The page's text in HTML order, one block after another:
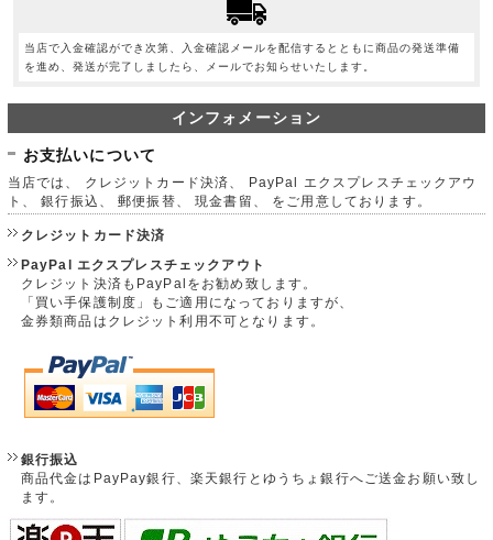
当店で入金確認ができ次第、入金確認メールを配信するとともに商品の発送準備
を進め、発送が完了しましたら、メールでお知らせいたします。
インフォメーション
お支払いについて
当店では、 クレジットカード決済、 PayPal エクスプレスチェックアウ
ト、 銀行振込、 郵便振替、 現金書留、 をご用意しております。
クレジットカード決済
PayPal エクスプレスチェックアウト
クレジット決済もPayPalをお勧め致します。
「買い手保護制度」もご適用になっておりますが、
金券類商品はクレジット利用不可となります。
銀行振込
商品代金はPayPay銀行、楽天銀行とゆうちょ銀行へご送金お願い致し
ます。